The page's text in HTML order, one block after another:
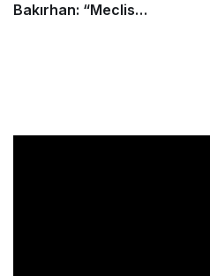
Bakırhan: “Meclis